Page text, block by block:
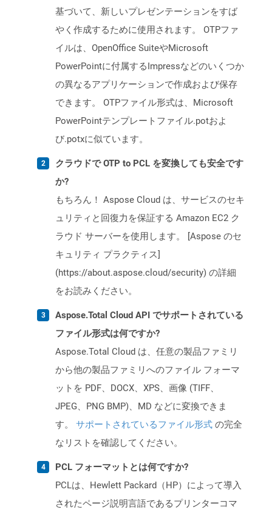
基づいて、新しいプレゼンテーションをすば
やく作成するために使用されます。 OTPファ
イルは、OpenOffice SuiteやMicrosoft
PowerPointに付属するImpressなどのいくつか
の異なるアプリケーションで作成および保存
できます。 OTPファイル形式は、Microsoft
PowerPointテンプレートファイル.potおよ
び.potxに似ています。
クラウドで OTP to PCL を変換しても安全です
か?
もちろん！ Aspose Cloud は、サービスのセキ
ュリティと回復力を保証する Amazon EC2 ク
ラウド サーバーを使用します。 [Aspose のセ
キュリティ プラクティス]
(https://about.aspose.cloud/security) の詳細
をお読みください。
Aspose.Total Cloud API でサポートされている
ファイル形式は何ですか?
Aspose.Total Cloud は、任意の製品ファミリ
から他の製品ファミリへのファイル フォーマ
ットを PDF、DOCX、XPS、画像 (TIFF、
JPEG、PNG BMP)、MD などに変換できま
す。 サポートされているファイル形式 の完全
なリストを確認してください。
PCL フォーマットとは何ですか?
PCLは、Hewlett Packard（HP）によって導入
されたページ説明言語であるプリンターコマ